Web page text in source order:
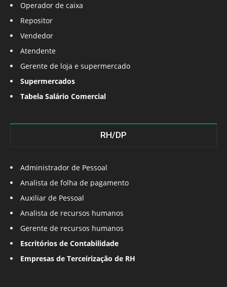
Operador de caixa
Repositor
Vendedor
Atendente
Gerente de loja e supermercado
Supermercados
Tabela Salário Comercial
RH/DP
Administrador de Pessoal
Analista de folha de pagamento
Auxiliar de Pessoal
Analista de recursos humanos
Gerente de recursos humanos
Escritórios de Contabilidade
Empresas de Terceirização de RH